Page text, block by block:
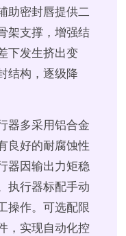
助密封唇提供二
架支撑，增强结
下发生挤出变
结构，逐级降
器多采用铝合金
良好的耐腐蚀性
器因输出力矩稳
执行器标配手动
操作。可选配限
，实现自动化控